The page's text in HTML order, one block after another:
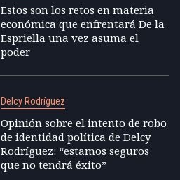
Estos son los retos en materia
económica que enfrentará De la
Espriella una vez asuma el
poder
Delcy Rodríguez
Opinión sobre el intento de robo
de identidad política de Delcy
Rodríguez: “estamos seguros
que no tendrá éxito”